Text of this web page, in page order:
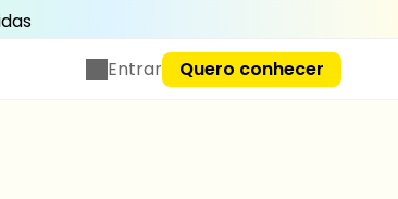
Entrar Quero conhecer